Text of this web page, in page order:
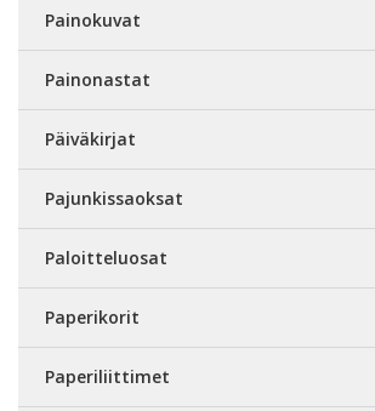
Painokuvat
Painonastat
Päiväkirjat
Pajunkissaoksat
Paloitteluosat
Paperikorit
Paperiliittimet